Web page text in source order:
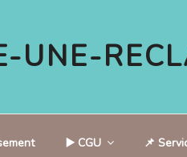
UNE-
▶️ CGU 📌